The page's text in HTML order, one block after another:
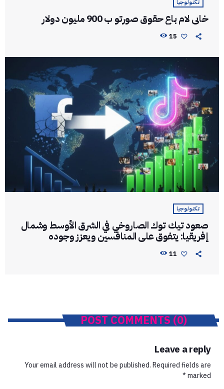
تكنولوجيا
خابي لام باع حقوق صورتو ب 900 مليون دولار
15
تكنولوجيا
​صعود تيك توك الصاروخي في الشرق الأوسط وشمال
إفريقيا: يتفوق على المنافسين ويعزز وجوده
11
POST COMMENTS (0)
Leave a reply
Your email address will not be published. Required fields are
marked *